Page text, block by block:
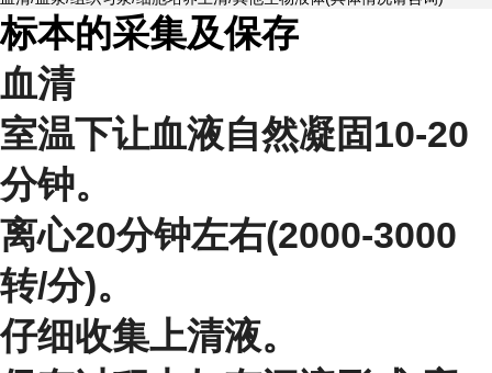
标本的采集及保存
血清
室温下让血液自然凝固10-20
分钟。
离心20分钟左右(2000-3000
转/分)。
仔细收集上清液。